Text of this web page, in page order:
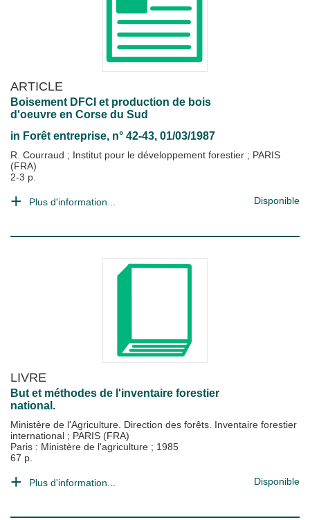
ARTICLE
Boisement DFCI et production de bois
d'oeuvre en Corse du Sud
in Forêt entreprise, n° 42-43, 01/03/1987
R. Courraud ; Institut pour le développement forestier ; PARIS
(FRA)
2-3 p.
Plus d'information... Disponible
LIVRE
But et méthodes de l'inventaire forestier
national.
Ministère de l'Agriculture. Direction des forêts. Inventaire forestier
international ; PARIS (FRA)
Paris : Ministère de l'agriculture ; 1985
67 p.
Plus d'information... Disponible